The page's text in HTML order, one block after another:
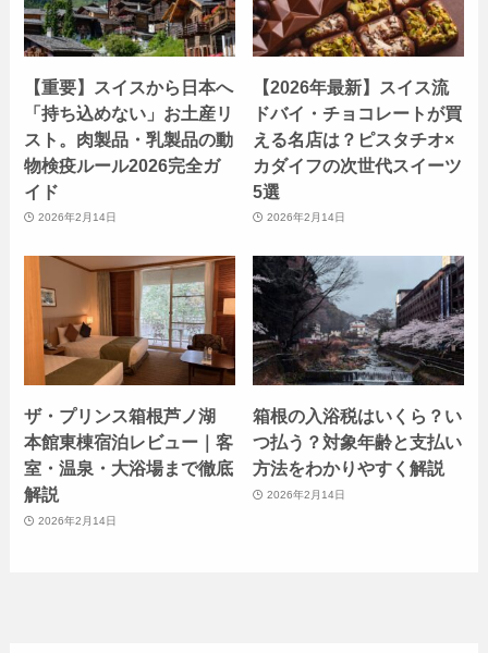
【重要】スイスから日本へ
「持ち込めない」お土産リ
スト。肉製品・乳製品の動
物検疫ルール2026完全ガ
イド
2026年2月14日
【2026年最新】スイス流
ドバイ・チョコレートが買
える名店は？ピスタチオ×
カダイフの次世代スイーツ
5選
2026年2月14日
ザ・プリンス箱根芦ノ湖
本館東棟宿泊レビュー｜客
室・温泉・大浴場まで徹底
解説
2026年2月14日
箱根の入浴税はいくら？い
つ払う？対象年齢と支払い
方法をわかりやすく解説
2026年2月14日